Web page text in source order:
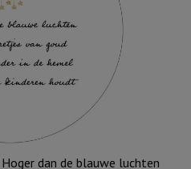
dan de blauwe luchten